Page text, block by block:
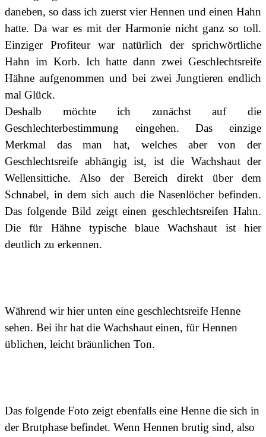
daneben, so dass ich zuerst vier Hennen und einen Hahn
hatte. Da war es mit der Harmonie nicht ganz so toll.
Einziger Profiteur war natürlich der sprichwörtliche
Hahn im Korb. Ich hatte dann zwei Geschlechtsreife
Hähne aufgenommen und bei zwei Jungtieren endlich
mal Glück.
Deshalb möchte ich zunächst auf die
Geschlechterbestimmung eingehen. Das einzige
Merkmal das man hat, welches aber von der
Geschlechtsreife abhängig ist, ist die Wachshaut der
Wellensittiche. Also der Bereich direkt über dem
Schnabel, in dem sich auch die Nasenlöcher befinden.
Das folgende Bild zeigt einen geschlechtsreifen Hahn.
Die für Hähne typische blaue Wachshaut ist hier
deutlich zu erkennen.
Während wir hier unten eine geschlechtsreife Henne
sehen. Bei ihr hat die Wachshaut einen, für Hennen
üblichen, leicht bräunlichen Ton.
Das folgende Foto zeigt ebenfalls eine Henne die sich in
der Brutphase befindet. Wenn Hennen brutig sind, also